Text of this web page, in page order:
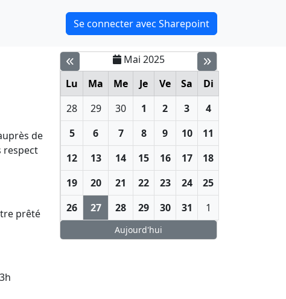
Se connecter avec Sharepoint
de
respect
prêté
Mai 2025
Lu
Ma Me Je Ve Sa
Di
28
29 30 1 2 3
4
5
6 7 8 9 10
11
12
13 14 15 16 17
18
19
20 21 22 23 24
25
26
27 28 29 30 31 1
Aujourd'hui